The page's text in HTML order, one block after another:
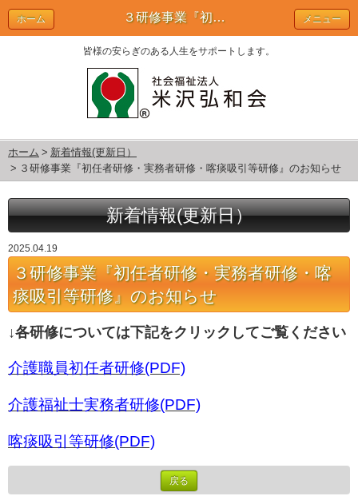
３研修事業『初任者研修・実務者研修・喀痰吸引等研修』のお知らせ | 新着情報(更新日）
ホーム メニュー
皆様の安らぎのある人生をサポートします。
ホーム
新着情報(更新日）
３研修事業『初任者研修・実務者研修・喀痰吸引等研修』のお知らせ
新着情報(更新日）
2025.04.19
３研修事業『初任者研修・実務者研修・喀
痰吸引等研修』のお知らせ
↓各研修については下記をクリックしてご覧ください
介護職員初任者研修(PDF)
介護福祉士実務者研修(PDF)
喀痰吸引等研修(PDF)
戻る